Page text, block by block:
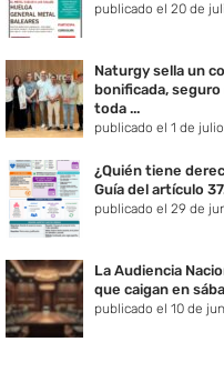
publicado el 20 de
Naturgy sella un
bonificada,
toda ...
publicado el 1 de
¿Quién tiene
Guía del artículo
publicado el 29 de
La Audiencia
que caigan en
publicado el 10 de